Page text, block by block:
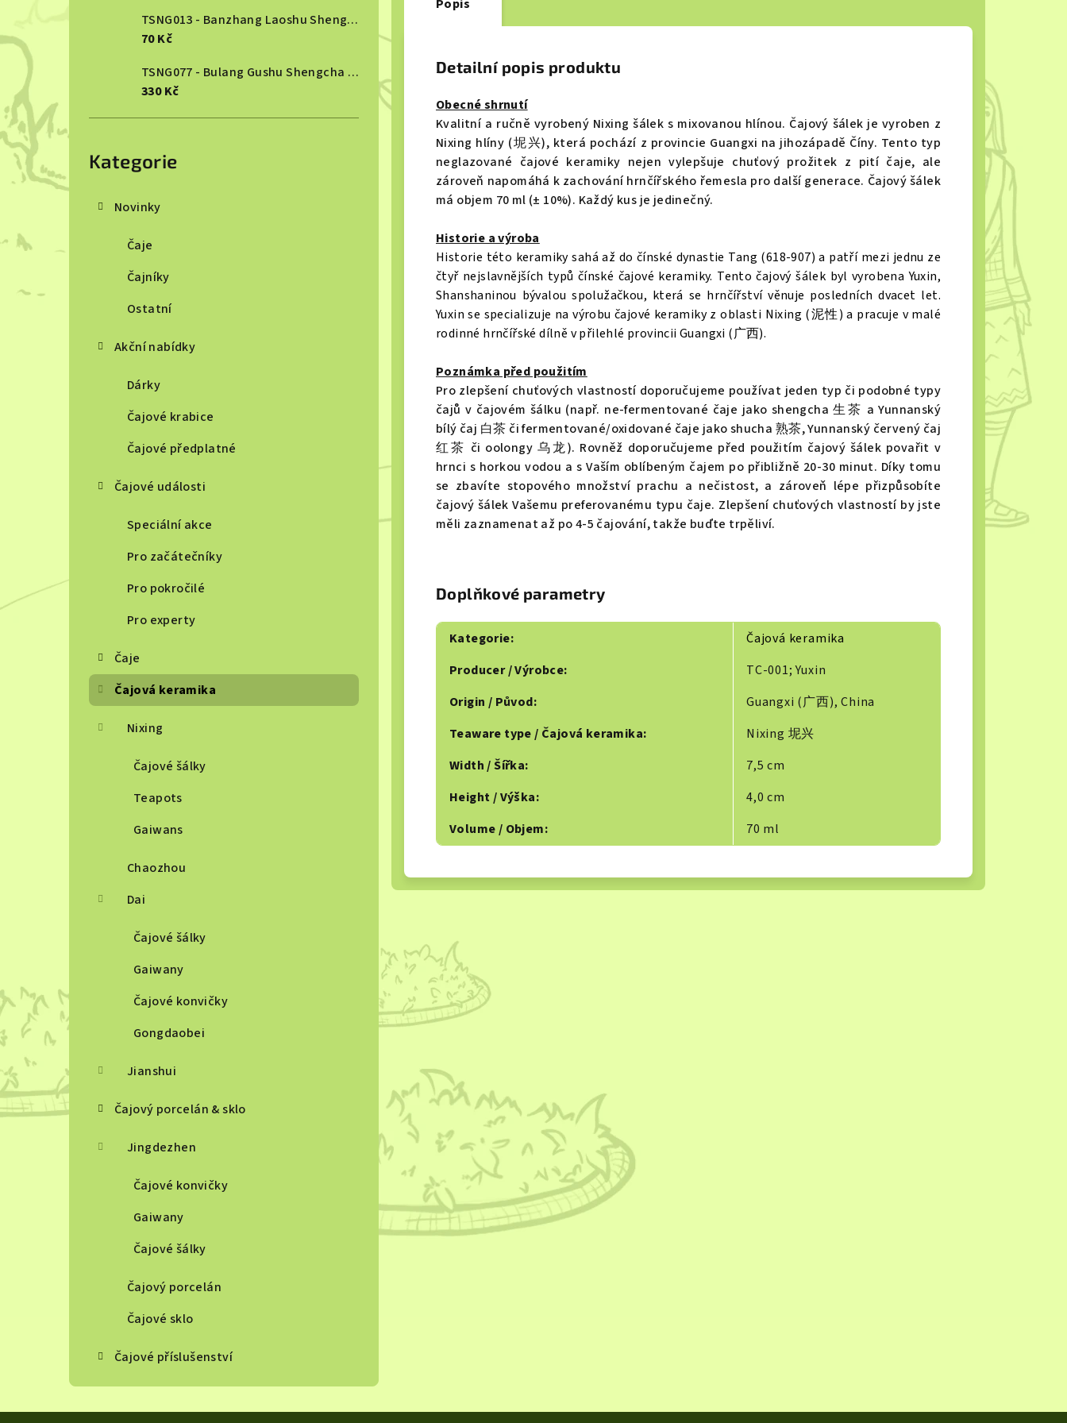
TSNG013 - Banzhang Laoshu Shengcha 2023
70 Kč
TSNG077 - Bulang Gushu Shengcha 2023
330 Kč
Kategorie
Novinky
Čaje
Čajníky
Ostatní
Akční nabídky
Dárky
Čajové krabice
Čajové předplatné
Čajové události
Speciální akce
Pro začátečníky
Pro pokročilé
Pro experty
Čaje
Čajová keramika
Nixing
Čajové šálky
Teapots
Gaiwans
Chaozhou
Dai
Čajové šálky
Gaiwany
Čajové konvičky
Gongdaobei
Jianshui
Čajový porcelán & sklo
Jingdezhen
Čajové konvičky
Gaiwany
Čajové šálky
Čajový porcelán
Čajové sklo
Čajové příslušenství
Popis
Detailní popis produktu
Obecné shrnutí
Kvalitní a ručně vyrobený Nixing šálek s mixovanou hlínou. Čajový šálek je vyroben z
Nixing hlíny (坭兴), která pochází z provincie Guangxi na jihozápadě Číny. Tento typ
neglazované čajové keramiky nejen vylepšuje chuťový prožitek z pití čaje, ale
zároveň napomáhá k zachování hrnčířského řemesla pro další generace. Čajový šálek
má objem 70 ml (± 10%). Každý kus je jedinečný.
Historie a výroba
Historie této keramiky sahá až do čínské dynastie Tang (618-907) a patří mezi jednu ze
čtyř nejslavnějších typů čínské čajové keramiky. Tento čajový šálek byl vyrobena Yuxin,
Shanshaninou bývalou spolužačkou, která se hrnčířství věnuje posledních dvacet let.
Yuxin se specializuje na výrobu čajové keramiky z oblasti Nixing (泥性) a pracuje v malé
rodinné hrnčířské dílně v přilehlé provincii Guangxi (广西).
Poznámka před použitím
Pro zlepšení chuťových vlastností doporučujeme používat jeden typ či podobné typy
čajů v čajovém šálku (např. ne-fermentované čaje jako shengcha 生茶 a Yunnanský
bílý čaj 白茶 či fermentované/oxidované čaje jako shucha 熟茶, Yunnanský červený čaj
红茶 či oolongy 乌龙). Rovněž doporučujeme před použitím čajový šálek povařit v
hrnci s horkou vodou a s Vaším oblíbeným čajem po přibližně 20-30 minut. Díky tomu
se zbavíte stopového množství prachu a nečistost, a zároveň lépe přizpůsobíte
čajový šálek Vašemu preferovanému typu čaje. Zlepšení chuťových vlastností by jste
měli zaznamenat až po 4-5 čajování, takže buďte trpěliví.
Doplňkové parametry
Kategorie:
Čajová keramika
Producer / Výrobce:
TC-001; Yuxin
Origin / Původ:
Guangxi (广西), China
Teaware type / Čajová keramika:
Nixing 坭兴
Width / Šířka:
7,5 cm
Height / Výška:
4,0 cm
Volume / Objem: 70 ml